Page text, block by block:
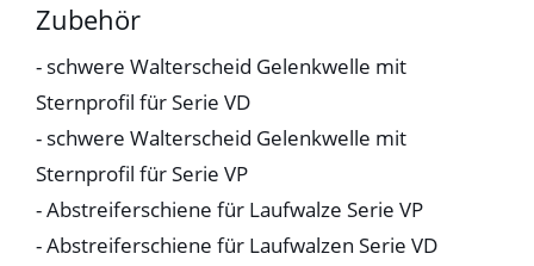
Zubehör
- schwere Walterscheid Gelenkwelle mit
Sternprofil für Serie VD
- schwere Walterscheid Gelenkwelle mit
Sternprofil für Serie VP
- Abstreiferschiene für Laufwalze Serie VP
- Abstreiferschiene für Laufwalzen Serie VD